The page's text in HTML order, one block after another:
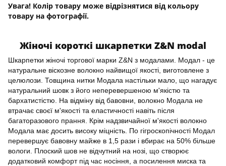
Увага! Колір товару може відрізнятися від кольору
товару на фотографії.
Жіночі короткі шкарпетки Z&N modal
Шкарпетки жіночі торгової марки Z&N з модалами. Модал - це
натуральне віскозне волокно найвищої якості, виготовлене з
целюлози. Товщина нитки Модала настільки мало, що нагадує
натуральний шовк з його неперевершеною м'якістю та
бархатистістю. На відміну від бавовни, волокно Модала не
втрачає своєї м'якості та еластичності навіть після
багаторазового прання. Крім надзвичайної м'якості волокно
Модала має досить високу міцність. По гігроскопічності Модал
перевершує бавовну майже в 1,5 рази і вбирає на 50% більше
вологи. Плоский шов не відчутний на нозі, що створює
додатковий комфорт під час носіння, а посилення миска та